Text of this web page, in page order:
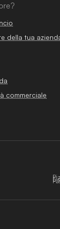
della tua
commerciale